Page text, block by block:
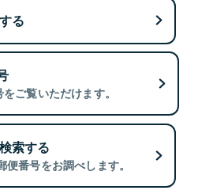
る
ご覧いただけます。
索する
番号をお調べします。